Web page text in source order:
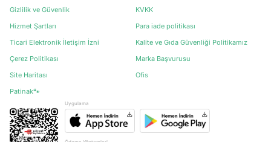
Gizlilik ve Güvenlik
KVKK
Hizmet Şartları
Para iade politikası
Ticari Elektronik İletişim İzni
Kalite ve Gıda Güvenliği Politikamız
Çerez Politikası
Marka Başvurusu
Site Haritası
Ofis
Patinak🐾
Uygulama